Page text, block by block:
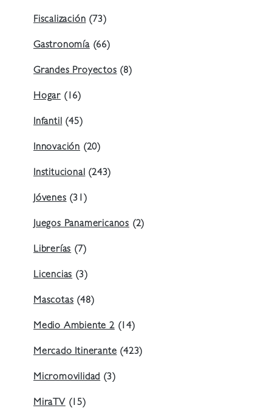
Fiscalización (73)
Gastronomía(66)
Grandes Proyectos (8)
Hogar (16)
Infantil (45)
Innovación (20)
Institucional (243)
Jóvenes (31)
Juegos Panamericanos (2)
Librerías (7)
Licencias (3)
Mascotas (48)
Medio Ambiente 2(14)
Mercado Itinerante (423)
Micromovilidad (3)
MiraTV (15)